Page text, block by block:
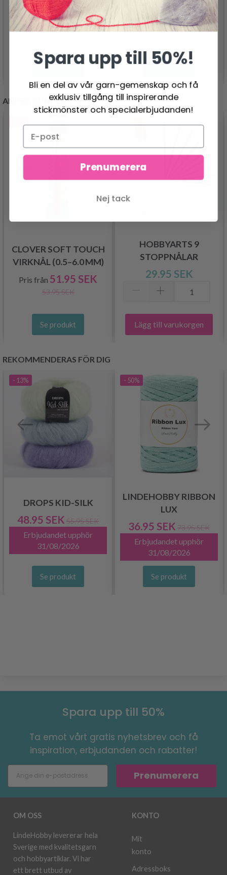
69.95 SEK
Se produkt
MEILENWEIT 100 ARTE
97.95 SEK
Se produkt
ANDRA KUNDER KÖPTE
CLOVER SOFT TOUCH
VIRKNÅL (0.5–6.0 MM)
Pris från 51.95 SEK
53.95 SEK
Se produkt
HOBBYARTS 9
STOPPNÅLAR
29.95 SEK
Lägg till varukorgen
REKOMMENDERAS FÖR DIG
- 13%
DROPS KID-SILK
48.95 SEK 55.95 SEK
Erbjudandet upphör
31/08/2026
Se produkt
- 50%
LINDEHOBBY RIBBON
LUX
36.95 SEK 73.95 SEK
Erbjudandet upphör
31/08/2026
Se produkt
Spara upp till 50%
Ta emot vårt gratis nyhetsbrev och få
inspiration, erbjudanden och rabatter!
Prenumerera
OM OSS
LindeHobby levererar hela
Sverige med kvalitetsgarn
och hobbyartiklar. Vi har
ett brett utbud av
KONTO
Mit
konto
Adressboks
Spara upp till 50%!
Bli en del av vår garn-gemenskap och få
exklusiv tillgång till inspirerande
stickmönster och specialerbjudanden!
Prenumerera
Nej tack